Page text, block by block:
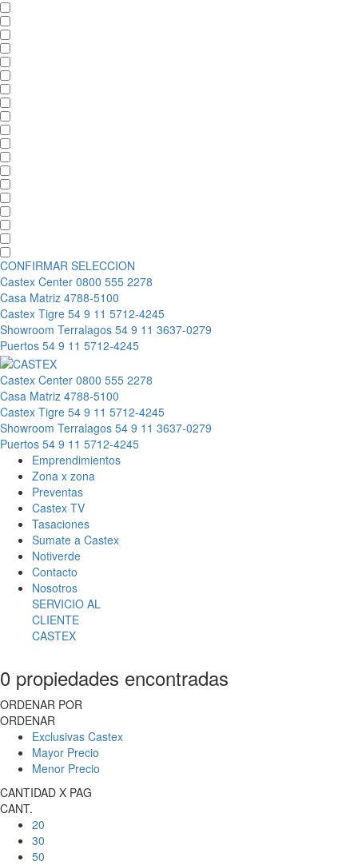
CONFIRMAR SELECCION
Castex Center 0800 555 2278
Casa Matriz 4788-5100
Castex Tigre 54 9 11 5712-4245
Showroom Terralagos 54 9 11 3637-0279
Puertos 54 9 11 5712-4245
Castex Center 0800 555 2278
Casa Matriz 4788-5100
Castex Tigre 54 9 11 5712-4245
Showroom Terralagos 54 9 11 3637-0279
Puertos 54 9 11 5712-4245
Emprendimientos
Zona x zona
Preventas
Castex TV
Tasaciones
Sumate a Castex
Notiverde
Contacto
Nosotros
SERVICIO AL
CLIENTE
CASTEX
0 propiedades encontradas
ORDENAR POR
ORDENAR
Exclusivas Castex
Mayor Precio
Menor Precio
CANTIDAD X PAG
CANT.
20
30
50